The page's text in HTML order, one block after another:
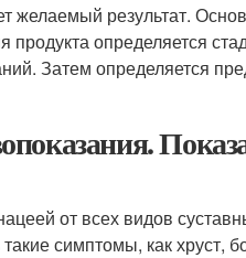
желаемый результат.
определяется
Затем определяется
от всех видов
симптомы, как хруст,